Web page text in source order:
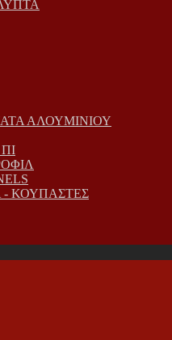
ΑΛΟΥΜΙΝΙΟΥ
ΚΟΥΠΑΣΤΕΣ